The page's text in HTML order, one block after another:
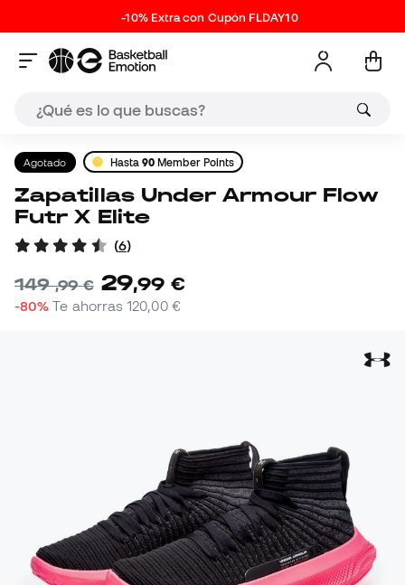
-10% Extra con Cupón FLDAY10
Agotado Hasta90 Member Points
Zapatillas Under Armour Flow
Futr X Elite
(6)
149,99 € 29,99 €
-80% Te ahorras120,00 €